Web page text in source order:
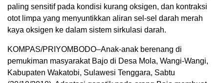
paling sensitif pada kondisi kurang oksigen, dan kontraksi
otot limpa yang menyuntikkan aliran sel-sel darah merah
kaya oksigen ke dalam sistem sirkulasi darah.
KOMPAS/PRIYOMBODO–Anak-anak berenang di
pemukiman masyarakat Bajo di Desa Mola, Wangi-Wangi,
Kabupaten Wakatobi, Sulawesi Tenggara, Sabtu